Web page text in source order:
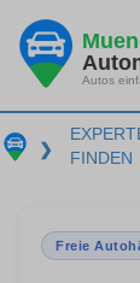
Autos
❯
FINDEN
Freie